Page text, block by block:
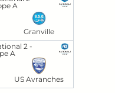
A
Granville
2 -
A
US Avranches